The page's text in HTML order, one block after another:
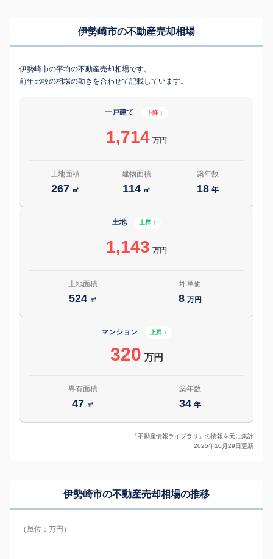
伊勢崎市の不動産売却相場
伊勢崎市の平均の不動産売却相場です。
前年比較の相場の動きを合わせて記載しています。
一戸建て 下降 ↓
1,714 万円
土地面積
267 ㎡
建物面積
114 ㎡
築年数
18 年
土地 上昇 ↑
1,143 万円
土地面積
524 ㎡
坪単価
8 万円
マンション 上昇 ↑
320 万円
専有面積
47 ㎡
築年数
34 年
「不動産情報ライブラリ」の情報を元に集計
2025年10月29日更新
伊勢崎市の不動産売却相場の推移
（単位：万円）